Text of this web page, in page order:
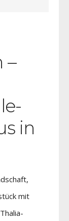
–
in
mit